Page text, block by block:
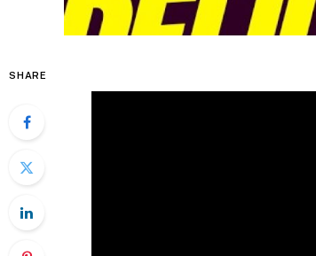
SHARE